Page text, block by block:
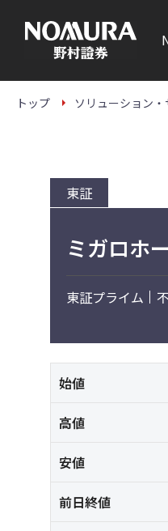
本
トップ ソリューション
東証
ミガロホ
東証プライム
始値
高値
安値
前日終値